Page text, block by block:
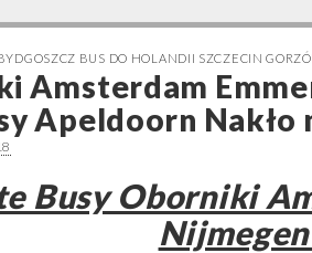
BUS DO HOLANDII SZCZECIN
Amsterdam
Apeldoorn Nakło
Busy Oborniki